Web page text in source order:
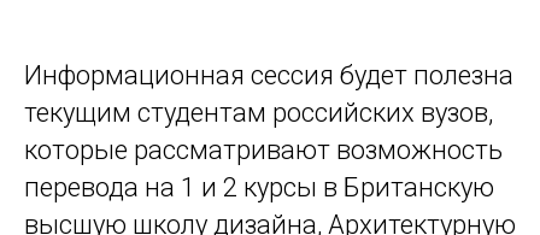
Информационная сессия будет полезна
текущим студентам российских вузов,
которые рассматривают возможность
перевода на 1 и 2 курсы в Британскую
высшую школу дизайна, Архитектурную